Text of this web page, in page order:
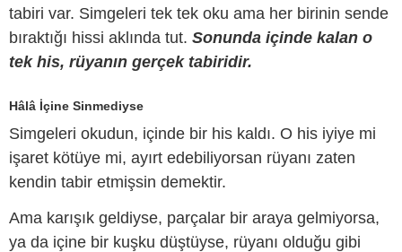
tabiri var. Simgeleri tek tek oku ama her birinin sende
bıraktığı hissi aklında tut. Sonunda içinde kalan o
tek his, rüyanın gerçek tabiridir.
Hâlâ İçine Sinmediyse
Simgeleri okudun, içinde bir his kaldı. O his iyiye mi
işaret kötüye mi, ayırt edebiliyorsan rüyanı zaten
kendin tabir etmişsin demektir.
Ama karışık geldiyse, parçalar bir araya gelmiyorsa,
ya da içine bir kuşku düştüyse, rüyanı olduğu gibi